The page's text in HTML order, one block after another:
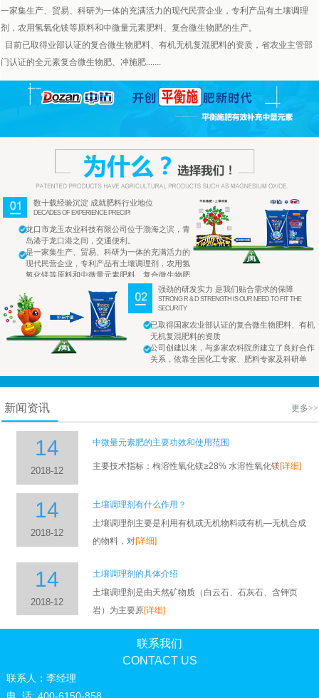
一家集生产、贸易、科研为一体的充满活力的现代民营企业，专利产品有土壤调理
剂，农用氢氧化镁等原料和中微量元素肥料、复合微生物肥的生产。
目前已取得业部认证的复合微生物肥料、有机无机复混肥料的资质，省农业主管部
门认证的全元素复合微生物肥、冲施肥.......
数十载经验沉淀 成就肥料行业地位
DECADES OF EXPERIENCE PRECIPI
龙口市龙玉农业科技有限公司位于渤海之滨，青
岛港于龙口港之间，交通便利。
是一家集生产、贸易、科研为一体的充满活力的
现代民营企业，专利产品有土壤调理剂，农用氢
氧化镁等原料和中微量元素肥料、复合微生物肥
强劲的研发实力 是我们贴合需求的保障
STRONG R & D STRENGTH IS OUR NEED TO FIT THE
SECURITY
已取得国家农业部认证的复合微生物肥料、有机
无机复混肥料的资质
公司创建以来，与多家农科院所建立了良好合作
关系，依靠全国化工专家、肥料专家及科研单
新闻资讯 更多>>
14
2018-12
中微量元素肥的主要功效和使用范围
主要技术指标：枸溶性氧化镁≥28% 水溶性氧化镁[详细]
14
2018-12
土壤调理剂有什么作用？
土壤调理剂主要是利用有机或无机物料或有机—无机合成
的物料，对[详细]
14
2018-12
土壤调理剂的具体介绍
土壤调理剂是由天然矿物质（白云石、石灰石、含钾页
岩）为主要原[详细]
联系我们
CONTACT US
联系人：李经理